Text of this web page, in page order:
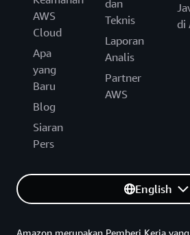
AWS
Cloud
Apa
yang
Baru
Blog
Siaran
Pers
dan
Teknis
Laporan
Analis
Partner
AWS
di
English